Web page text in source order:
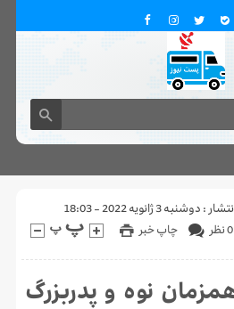
: دوشنبه 3 ژانویه 2022 - 18:03
چاپ خبر
0 نظر
نوه و پدربزرگ